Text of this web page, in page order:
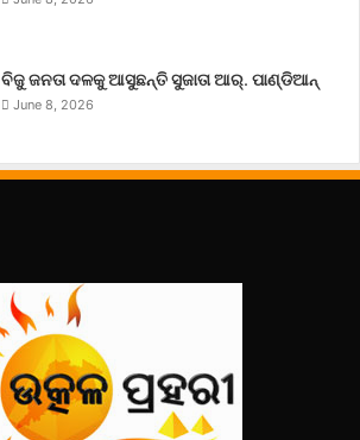
ବିଜୁ ଜନତା ଦଳକୁ ଆସୁଛନ୍ତି ସୁଜାତା ଆର୍‌. ପାଣ୍ଡିଆନ୍
June 8, 2026